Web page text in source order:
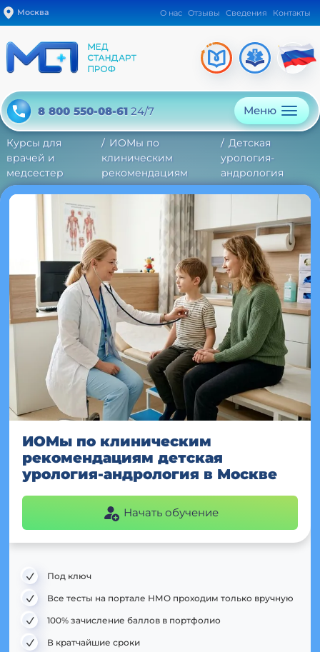
Москва О нас Отзывы Сведения Контакты
8 800 550-08-61 24/7 Меню
Курсы для
врачей и
медсестер
ИОМы по
клиническим
рекомендациям
Детская
урология-
андрология
ИОМы по клиническим
рекомендациям детская
урология-андрология в Москве
Начать обучение
Под ключ
Все тесты на портале НМО проходим только вручную
100% зачисление баллов в портфолио
В кратчайшие сроки